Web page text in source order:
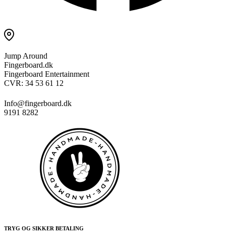
Jump Around
Fingerboard.dk
Fingerboard Entertainment
CVR: 34 53 61 12
Info@fingerboard.dk
9191 8282
TRYG OG SIKKER BETALING